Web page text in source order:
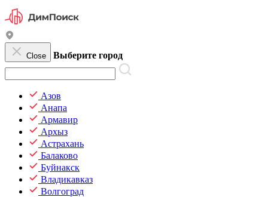
Close Выберите город
Азов
Анапа
Армавир
Архыз
Астрахань
Балаково
Буйнакск
Владикавказ
Волгоград